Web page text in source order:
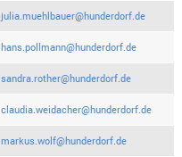
julia.muehlbauer@hunderdorf.de
hans.pollmann@hunderdorf.de
sandra.rother@hunderdorf.de
claudia.weidacher@hunderdorf.de
markus.wolf@hunderdorf.de